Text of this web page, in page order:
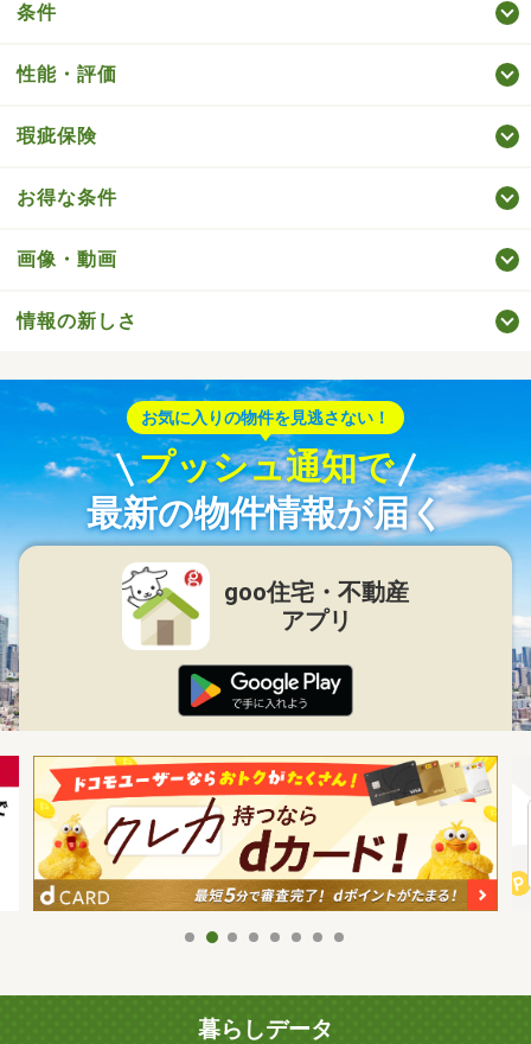
条件
性能・評価
瑕疵保険
お得な条件
画像・動画
情報の新しさ
お気に入りの物件を見逃さない！
プッシュ通知で
最新の物件情報が届く
goo住宅・不動産
アプリ
暮らしデータ